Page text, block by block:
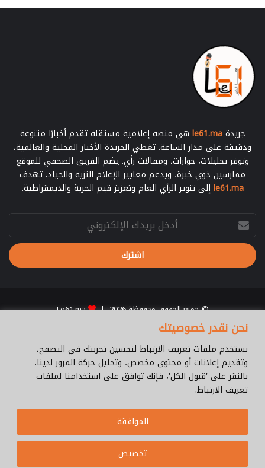
نحن نقدر خصوصيتك
نستخدم ملفات تعريف الارتباط لتحسين تجربتك في التصفح،
وتقديم إعلانات أو محتوى مخصص، وتحليل حركة المرور لدينا.
بالنقر على 'قبول الكل'، فإنك توافق على استخدامنا لملفات
تعريف الارتباط.
تخصيص
الموافقة
جريدةle61.ma هي منصة إعلامية مستقلة تقدم أخبارًا متنوعة
ودقيقة على مدار الساعة. تغطي الجريدة الأخبار المحلية والعالمية،
وتوفر تحليلات، حوارات، ومقالات رأي. يضم الفريق الصحفي للموقع
ممارسين ذوي خبرة، ويدعم معايير الإعلام النزيه والحياد. تهدف
le61.maإلى تنوير الرأي العام وتعزيز قيم الحرية والديمقراطية.
أدخل
بريدك
الإلكتروني
© جميع الحقوق محفوظة 2026 |
Le61.ma
سياسة الخصوصية فريق العمل
Facebook
YouTube
WhatsApp